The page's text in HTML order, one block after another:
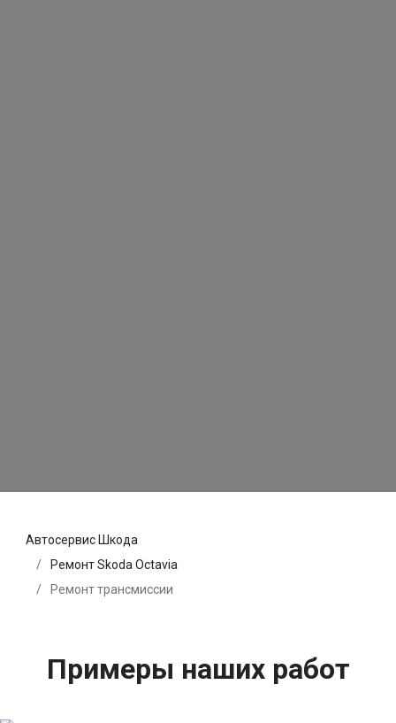
Автосервис Шкода
Ремонт Skoda Octavia
Ремонт трансмиссии
Примеры наших работ